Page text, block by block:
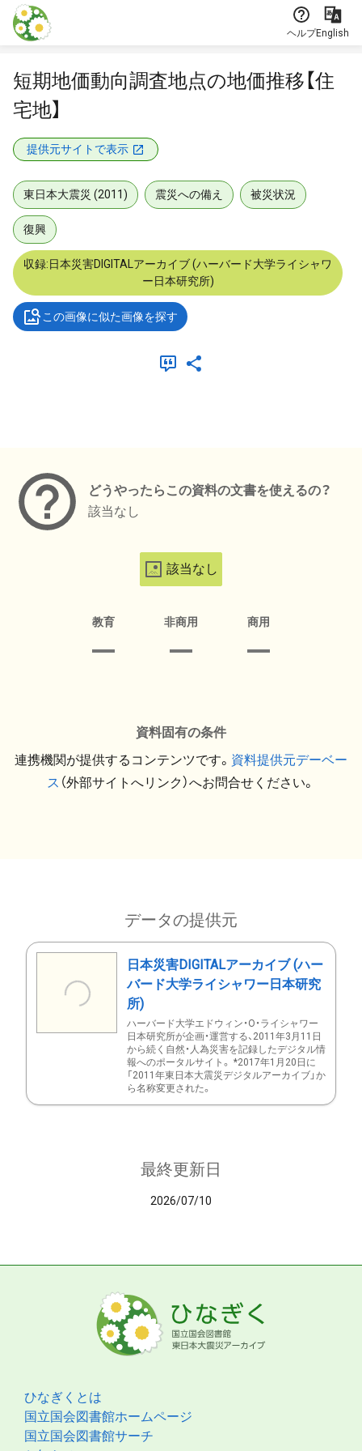
本文に飛ぶ
ヘルプEnglish
短期地価動向調査地点の地価推移【住
宅地】
提供元サイトで表示
東日本大震災 (2011) 震災への備え 被災状況
復興
収録:日本災害DIGITALアーカイブ (ハーバード大学ライシャワ
ー日本研究所)
この画像に似た画像を探す
どうやったらこの資料の文書を使えるの？
該当なし
該当なし
教育 非商用 商用
資料固有の条件
連携機関が提供するコンテンツです。 資料提供元デーベー
ス （外部サイトへリンク）へお問合せください。
データの提供元
日本災害DIGITALアーカイブ (ハー
バード大学ライシャワー日本研究
所)
ハーバード大学エドウィン・O・ライシャワー
日本研究所が企画・運営する、2011年3月11日
から続く自然・人為災害を記録したデジタル情
報へのポータルサイト。 *2017年1月20日に
「2011年東日本大震災デジタルアーカイブ」か
ら名称変更された。
最終更新日
2026/07/10
ひなぎくとは
国立国会図書館ホームページ
国立国会図書館サーチ